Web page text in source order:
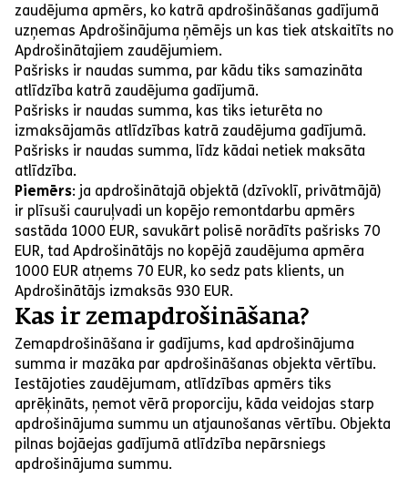
zaudējuma apmērs, ko katrā apdrošināšanas gadījumā
uzņemas Apdrošinājuma ņēmējs un kas tiek atskaitīts no
Apdrošinātajiem zaudējumiem.
Pašrisks ir naudas summa, par kādu tiks samazināta
atlīdzība katrā zaudējuma gadījumā.
Pašrisks ir naudas summa, kas tiks ieturēta no
izmaksājamās atlīdzības katrā zaudējuma gadījumā.
Pašrisks ir naudas summa, līdz kādai netiek maksāta
atlīdzība.
Piemērs: ja apdrošinātajā objektā (dzīvoklī, privātmājā)
ir plīsuši cauruļvadi un kopējo remontdarbu apmērs
sastāda 1000 EUR, savukārt polisē norādīts pašrisks 70
EUR, tad Apdrošinātājs no kopējā zaudējuma apmēra
1000 EUR atņems 70 EUR, ko sedz pats klients, un
Apdrošinātājs izmaksās 930 EUR.
Kas ir zemapdrošināšana?
Zemapdrošināšana ir gadījums, kad apdrošinājuma
summa ir mazāka par apdrošināšanas objekta vērtību.
Iestājoties zaudējumam, atlīdzības apmērs tiks
aprēķināts, ņemot vērā proporciju, kāda veidojas starp
apdrošinājuma summu un atjaunošanas vērtību. Objekta
pilnas bojāejas gadījumā atlīdzība nepārsniegs
apdrošinājuma summu.